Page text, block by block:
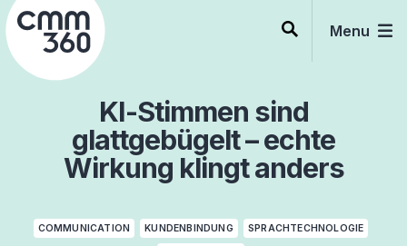
Skip
to
content
Menu
KI-Stimmen sind
glattgebügelt – echte
Wirkung klingt anders
COMMUNICATION KUNDENBINDUNG SPRACHTECHNOLOGIE